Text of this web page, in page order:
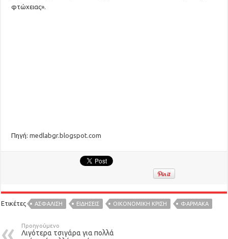
φτώχειας».
Πηγή:medlabgr.blogspot.com
Ετικέτες ΑΣΦΆΛΙΣΗ ΕΙΔΉΣΕΙΣ ΟΙΚΟΝΟΜΙΚΗ ΚΡΙΣΗ ΦΑΡΜΑΚΑ
Προηγούμενο
Λιγότερα τσιγάρα για πολλά